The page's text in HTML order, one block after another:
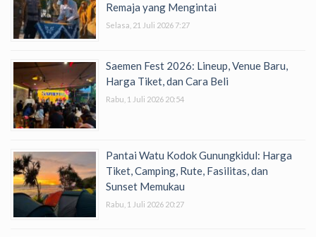
Remaja yang Mengintai
Selasa, 21 Juli 2026 7:27
Saemen Fest 2026: Lineup, Venue Baru,
Harga Tiket, dan Cara Beli
Rabu, 1 Juli 2026 20:54
Pantai Watu Kodok Gunungkidul: Harga
Tiket, Camping, Rute, Fasilitas, dan
Sunset Memukau
Rabu, 1 Juli 2026 20:27